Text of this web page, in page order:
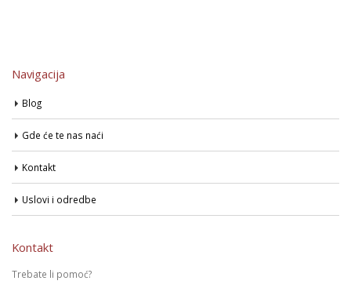
Navigacija
Blog
Gde će te nas naći
Kontakt
Uslovi i odredbe
Kontakt
Trebate li pomoć?